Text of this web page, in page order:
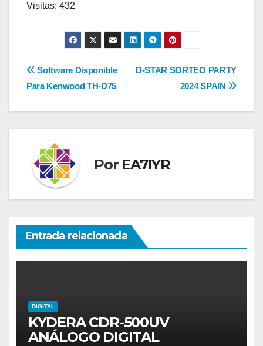
Visitas: 432
Navegación
D-STAR SORTEO PARTY
2024 SPAIN
Software Disponible
Para Kenwood TH-D75
Por EA7IYR
Entrada relacionada
DIGITAL
KYDERA CDR-500UV
ANÁLOGO DIGITAL